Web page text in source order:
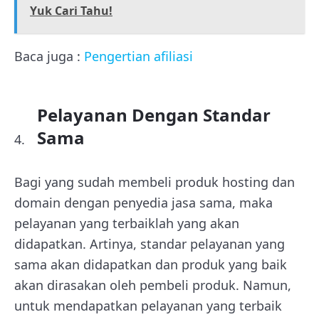
Yuk Cari Tahu!
Baca juga : Pengertian afiliasi
Pelayanan Dengan Standar
Sama
Bagi yang sudah membeli produk hosting dan
domain dengan penyedia jasa sama, maka
pelayanan yang terbaiklah yang akan
didapatkan. Artinya, standar pelayanan yang
sama akan didapatkan dan produk yang baik
akan dirasakan oleh pembeli produk. Namun,
untuk mendapatkan pelayanan yang terbaik